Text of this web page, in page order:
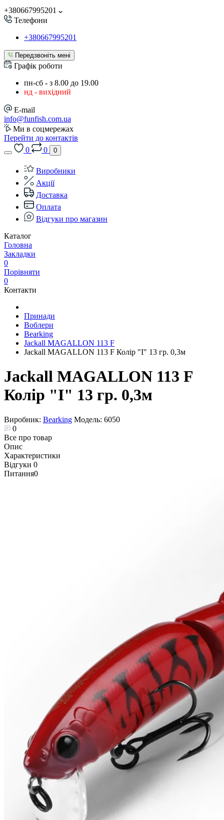
+380667995201
Телефони
+380667995201
Передзвоніть мені
Графік роботи
пн-сб - з 8.00 до 19.00
нд - вихідний
E-mail
info@funfish.com.ua
Ми в соцмережах
Перейти до контактів
0
0 0
Виробники
Акції
Доставка
Оплата
Відгуки про магазин
Каталог
Головна
Закладки
0
Порівняти
0
Контакти
Принади
Воблери
Bearking
Jackall MAGALLON 113 F
Jackall MAGALLON 113 F Колір "I" 13 гр. 0,3м
Jackall MAGALLON 113 F
Колір "I" 13 гр. 0,3м
Виробник: Bearking Модель: 6050
0
Все про товар
Опис
Характеристики
Відгуки 0
Питання0